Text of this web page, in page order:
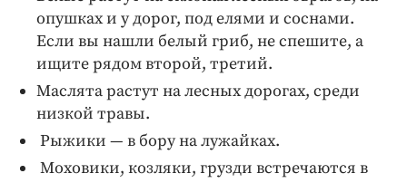
Спорт
Экономика и бизнес
ПРОЕКТЫ
Блоги
Издания
Медиаперсона
опушках и у дорог, под елями и соснами.
Если вы нашли белый гриб, не спешите, а
ищите рядом второй, третий.
Маслята растут на лесных дорогах, среди
низкой травы.
Рыжики — в бору на лужайках.
Моховики, козляки, грузди встречаются в